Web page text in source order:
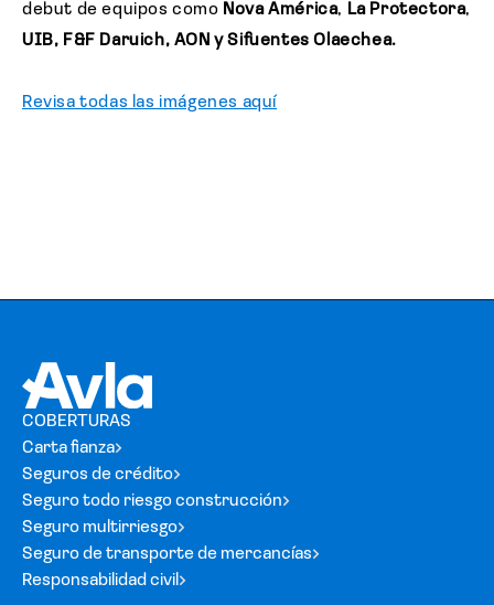
debut de equipos como Nova América, La Protectora,
UIB, F&F Daruich, AON y Sifuentes Olaechea.
Revisa todas las imágenes aquí
COBERTURAS
Carta fianza
Seguros de crédito
Seguro todo riesgo construcción
Seguro multirriesgo
Seguro de transporte de mercancías
Responsabilidad civil